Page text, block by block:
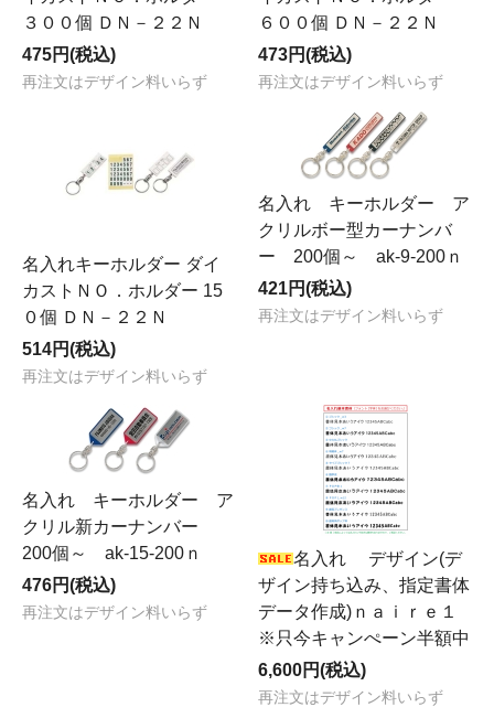
３００個 ＤＮ－２２Ｎ
475円(税込)
再注文はデザイン料いらず
６００個 ＤＮ－２２Ｎ
473円(税込)
再注文はデザイン料いらず
名入れキーホルダー ダイ
カストＮＯ．ホルダー 15
０個 ＤＮ－２２Ｎ
514円(税込)
再注文はデザイン料いらず
名入れ キーホルダー ア
クリルボー型カーナンバ
ー 200個～ ak-9-200ｎ
421円(税込)
再注文はデザイン料いらず
名入れ キーホルダー ア
クリル新カーナンバー
200個～ ak-15-200ｎ
476円(税込)
再注文はデザイン料いらず
名入れ デザイン(デ
ザイン持ち込み、指定書体
データ作成)ｎａｉｒｅ１
※只今キャンぺーン半額中
6,600円(税込)
再注文はデザイン料いらず